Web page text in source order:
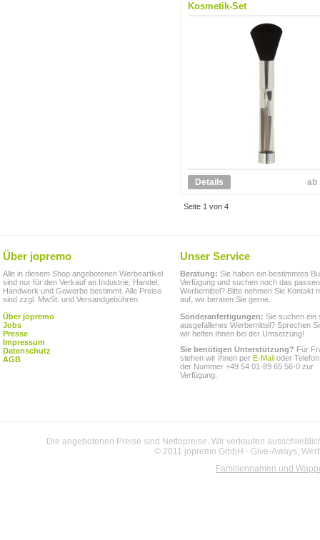
Kosmetik-Set
Details ab
Seite 1 von 4
Über jopremo
Alle in diesem Shop angebotenen Werbeartikel
sind nur für den Verkauf an Industrie, Handel,
Handwerk und Gewerbe bestimmt. Alle Preise
sind zzgl. MwSt. und Versandgebühren.
Über jopremo
Jobs
Presse
Impressum
Datenschutz
AGB
Unser Service
Beratung: Sie haben ein bestimmtes
Verfügung und suchen noch das
Werbemittel? Bitte nehmen Sie Kontakt
auf, wir beraten Sie gerne.
Sonderanfertigungen: Sie suchen ein
ausgefallenes Werbemittel? Sprechen
wir helfen Ihnen bei der Umsetzung!
Sie benötigen Unterstützung? Für
stehen wir Ihnen per E-Mail oder
der Nummer +49 54 01-89 65 56-0 zur
Verfügung.
Die angebotenen Preise sind Nettopreise. Wir verkaufen
© 2011 jopremo GmbH - Give-Aways,
Familiennamen und